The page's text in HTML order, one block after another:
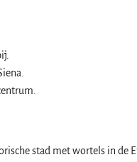
stad met wortels in